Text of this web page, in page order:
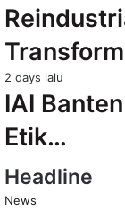
2 days lalu
IAI
Etik…
Headline
News